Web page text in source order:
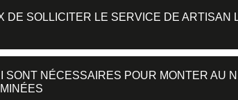
DE SOLLICITER LE SERVICE DE ARTISAN
SONT NÉCESSAIRES POUR MONTER AU